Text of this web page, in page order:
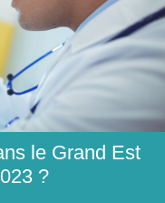
le Grand Est
?